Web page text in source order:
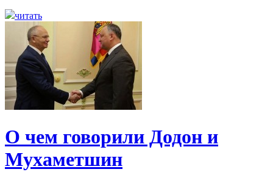
читать
О чем говорили Додон и
Мухаметшин